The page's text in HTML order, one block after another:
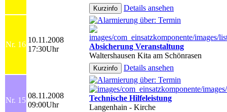
Details ansehen
Nr. 16
10.11.2008
17:30Uhr
Absicherung Veranstaltung
Waltershausen Kita am Schönrasen
Details ansehen
Nr. 15
08.11.2008
09:00Uhr
Technische Hilfeleistung
Langenhain - Kirche